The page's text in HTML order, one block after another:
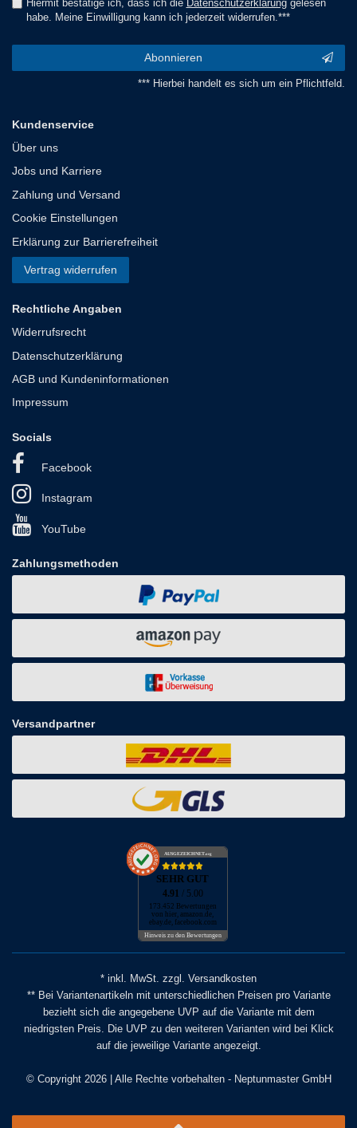
Hiermit bestätige ich, dass ich die Daten­schutz­erklärunggelesen
habe. Meine Einwilligung kann ich jederzeit widerrufen.***
Abonnieren
*** Hierbei handelt es sich um ein Pflichtfeld.
Kundenservice
Über uns
Jobs und Karriere
Zahlung und Versand
Cookie Einstellungen
Erklärung zur Barrierefreiheit
Vertrag widerrufen
Rechtliche Angaben
Widerrufsrecht
Datenschutzerklärung
AGB und Kundeninformationen
Impressum
Socials
Facebook
Instagram
YouTube
Zahlungsmethoden
Versandpartner
AUSGEZEICHNET.org
SEHR GUT
4.91 / 5.00
173.452 Bewertungen
von hier, amazon.de,
ebay.de, facebook.com
Hinweis zu den Bewertungen
* inkl. MwSt. zzgl. Versandkosten
** Bei Variantenartikeln mit unterschiedlichen Preisen pro Variante
bezieht sich die angegebene UVP auf die Variante mit dem
niedrigsten Preis. Die UVP zu den weiteren Varianten wird bei Klick
auf die jeweilige Variante angezeigt.
© Copyright 2026 | Alle Rechte vorbehalten - Neptunmaster GmbH